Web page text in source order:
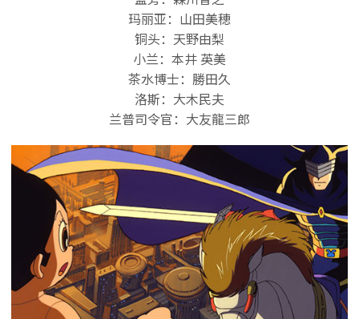
玛丽亚：山田美穂
铜头：天野由梨
小兰：本井 英美
茶水博士：勝田久
洛斯：大木民夫
兰普司令官：大友龍三郎